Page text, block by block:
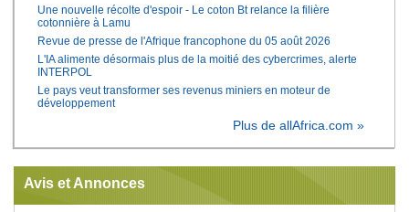
Une nouvelle récolte d'espoir - Le coton Bt relance la filière
cotonnière à Lamu
Revue de presse de l'Afrique francophone du 05 août 2026
L'IA alimente désormais plus de la moitié des cybercrimes, alerte
INTERPOL
Le pays veut transformer ses revenus miniers en moteur de
développement
Plus de allAfrica.com »
Avis et Annonces